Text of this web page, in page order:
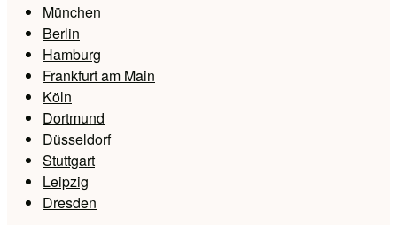
München
Berlin
Hamburg
Frankfurt am Main
Köln
Dortmund
Düsseldorf
Stuttgart
Leipzig
Dresden